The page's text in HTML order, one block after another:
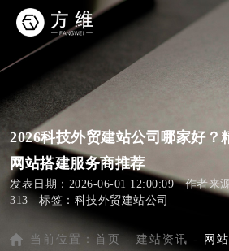
2026科技外贸建站公司哪家好？
网站搭建服务商推荐
发表日期：2026-06-01 12:00:09 作者来
313 标签： 科技外贸建站公司
当前位置： 首页 - 建站资讯 - 网